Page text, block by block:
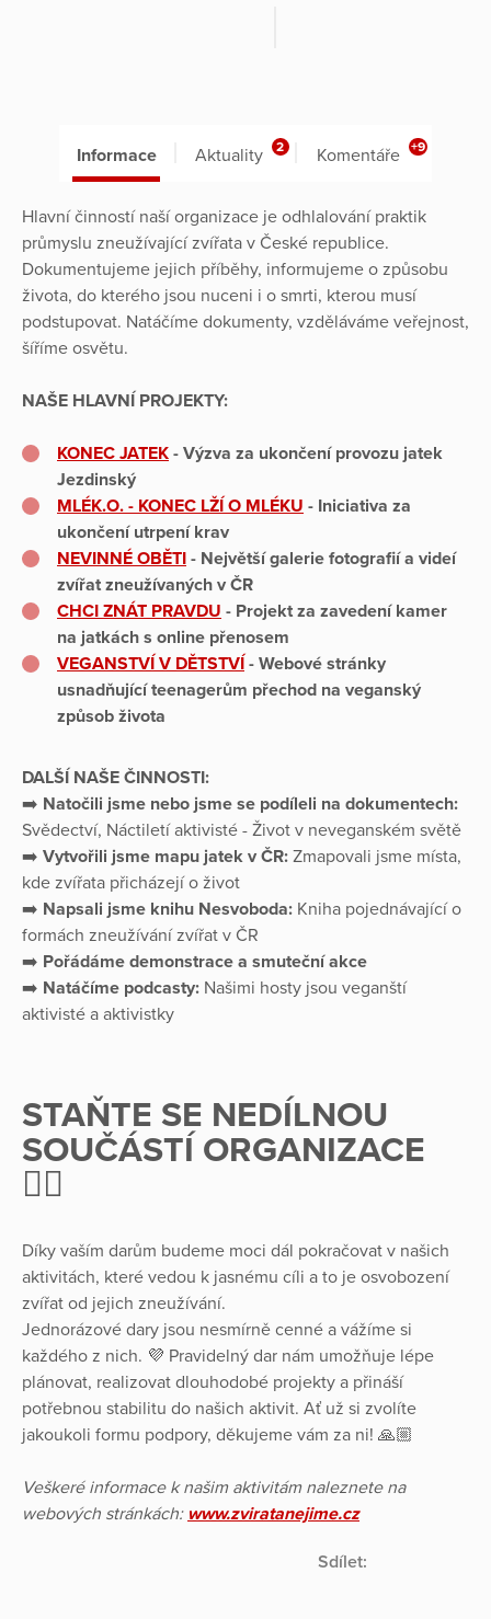
Informace Aktuality 2 Komentáře +9
Hlavní činností naší organizace je odhlalování praktik
průmyslu zneužívající zvířata v České republice.
Dokumentujeme jejich příběhy, informujeme o způsobu
života, do kterého jsou nuceni i o smrti, kterou musí
podstupovat. Natáčíme dokumenty, vzděláváme veřejnost,
šíříme osvětu.
NAŠE HLAVNÍ PROJEKTY:
KONEC JATEK - Výzva za ukončení provozu jatek
Jezdinský
MLÉK.O. - KONEC LŽÍ O MLÉKU - Iniciativa za
ukončení utrpení krav
NEVINNÉ OBĚTI - Největší galerie fotografií a videí
zvířat zneužívaných v ČR
CHCI ZNÁT PRAVDU - Projekt za zavedení kamer
na jatkách s online přenosem
VEGANSTVÍ V DĚTSTVÍ - Webové stránky
usnadňující teenagerům přechod na veganský
způsob života
DALŠÍ NAŠE ČINNOSTI:
➡️ Natočili jsme nebo jsme se podíleli na dokumentech:
Svědectví, Náctiletí aktivisté - Život v neveganském světě
➡️ Vytvořili jsme mapu jatek v ČR: Zmapovali jsme místa,
kde zvířata přicházejí o život
➡️ Napsali jsme knihu Nesvoboda: Kniha pojednávající o
formách zneužívání zvířat v ČR
➡️ Pořádáme demonstrace a smuteční akce
➡️ Natáčíme podcasty: Našimi hosty jsou veganští
aktivisté a aktivistky
STAŇTE SE NEDÍLNOU
SOUČÁSTÍ ORGANIZACE
✌🏼
Díky vaším darům budeme moci dál pokračovat v našich
aktivitách, které vedou k jasnému cíli a to je osvobození
zvířat od jejich zneužívání.
Jednorázové dary jsou nesmírně cenné a vážíme si
každého z nich. 💜 Pravidelný dar nám umožňuje lépe
plánovat, realizovat dlouhodobé projekty a přináší
potřebnou stabilitu do našich aktivit. Ať už si zvolíte
jakoukoli formu podpory, děkujeme vám za ni! 🙏🏼
Veškeré informace k našim aktivitám naleznete na
webových stránkách: www.zviratanejime.cz
Sdílet: